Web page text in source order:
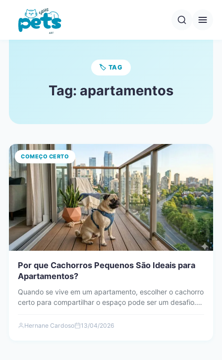
🏷️ TAG
Tag: apartamentos
COMEÇO CERTO
Por que Cachorros Pequenos São Ideais para
Apartamentos?
Quando se vive em um apartamento, escolher o cachorro
certo para compartilhar o espaço pode ser um desafio.…
Hernane Cardoso 13/04/2026